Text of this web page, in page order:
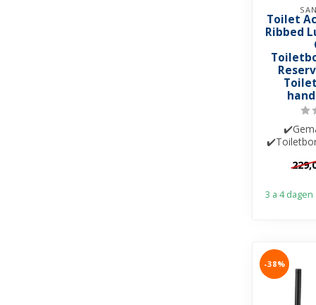
Toilet
Ribbed
3 a 4 dagen
-38%